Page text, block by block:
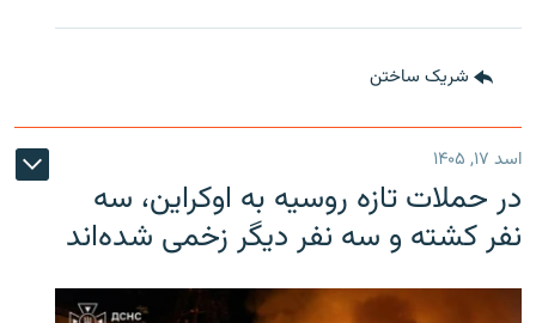
شریک ساختن
اسد ۱۷, ۱۴۰۵
در حملات تازه روسیه به اوکراین، سه
نفر کشته و سه نفر دیگر زخمی شده‌اند